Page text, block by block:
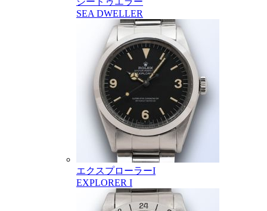
SEA DWELLER
エクスプローラーI
EXPLORER I